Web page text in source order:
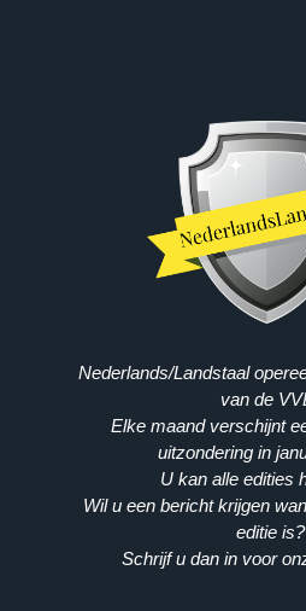
Nederlands/Landstaal
van de
Elke maand verschijnt
uitzondering in
U kan alle edities
Wil u een bericht krijgen
editie is?
Schrijf u dan in voor